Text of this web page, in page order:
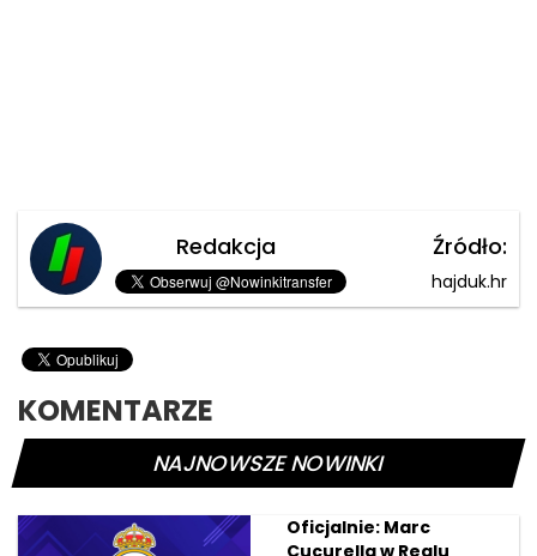
Redakcja Źródło:
hajduk.hr
KOMENTARZE
NAJNOWSZE NOWINKI
Oficjalnie: Marc
Cucurella w Realu